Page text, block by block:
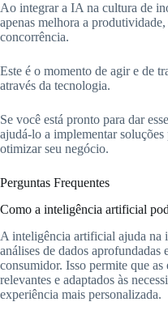
Ao integrar a IA na cultura de
apenas melhora a
concorrência.
Este é o momento de agir e de
através da tecnologia.
Se você está pronto para dar
ajudá-lo a implementar soluções
otimizar seu negócio.
Perguntas Frequentes
Como a inteligência artificial
A inteligência artificial ajuda na
análises de dados
consumidor. Isso permite que
relevantes e adaptados às
experiência mais personalizada.